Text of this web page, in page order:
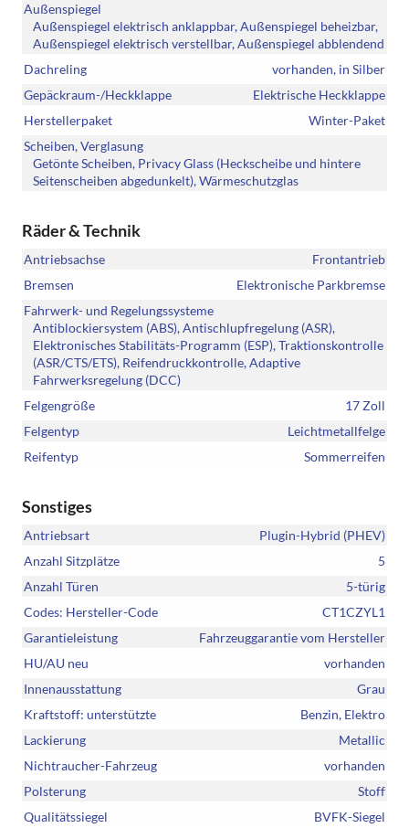
Außenspiegel
Außenspiegel elektrisch anklappbar, Außenspiegel beheizbar,
Außenspiegel elektrisch verstellbar, Außenspiegel abblendend
Dachreling
vorhanden, in Silber
Gepäckraum-/Heckklappe
Elektrische Heckklappe
Herstellerpaket
Winter-Paket
Scheiben, Verglasung
Getönte Scheiben, Privacy Glass (Heckscheibe und hintere
Seitenscheiben abgedunkelt), Wärmeschutzglas
Räder & Technik
Antriebsachse
Frontantrieb
Bremsen
Elektronische Parkbremse
Fahrwerk- und Regelungssysteme
Antiblockiersystem (ABS), Antischlupfregelung (ASR),
Elektronisches Stabilitäts-Programm (ESP), Traktionskontrolle
(ASR/CTS/ETS), Reifendruckkontrolle, Adaptive
Fahrwerksregelung (DCC)
Felgengröße
17 Zoll
Felgentyp
Leichtmetallfelge
Reifentyp
Sommerreifen
Sonstiges
Antriebsart
Plugin-Hybrid (PHEV)
Anzahl Sitzplätze
5
Anzahl Türen
5-türig
Codes: Hersteller-Code
CT1CZYL1
Garantieleistung
Fahrzeuggarantie vom Hersteller
HU/AU neu
vorhanden
Innenausstattung
Grau
Kraftstoff: unterstützte
Benzin, Elektro
Lackierung
Metallic
Nichtraucher-Fahrzeug
vorhanden
Polsterung
Stoff
Qualitätssiegel
BVFK-Siegel